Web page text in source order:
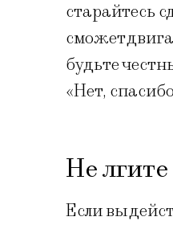
старайтесь
сможет
будьте
«Нет,
Не лгите
Если вы